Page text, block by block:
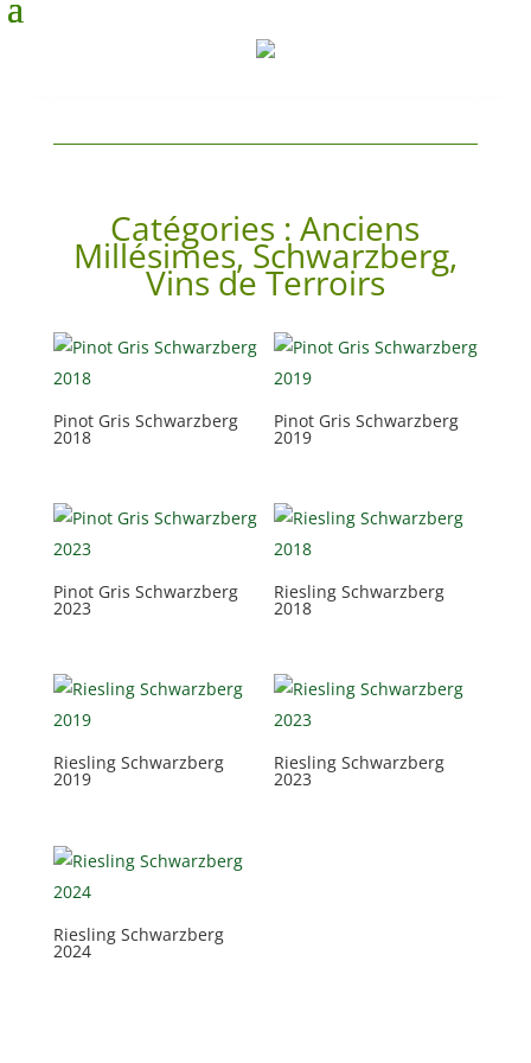
Catégories :Anciens
Millésimes,Schwarzberg,
Vins de Terroirs
Pinot Gris Schwarzberg
2018
Pinot Gris Schwarzberg
2019
Pinot Gris Schwarzberg
2023
Riesling Schwarzberg
2018
Riesling Schwarzberg
2019
Riesling Schwarzberg
2023
Riesling Schwarzberg
2024